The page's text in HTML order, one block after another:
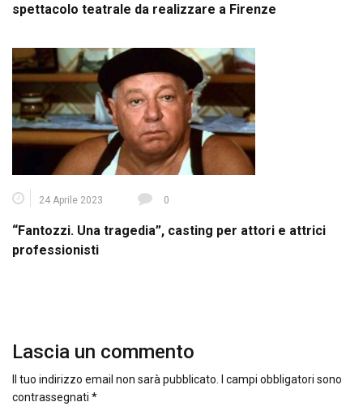
spettacolo teatrale da realizzare a Firenze
24 Aprile 2023 0
“Fantozzi. Una tragedia”, casting per attori e attrici
professionisti
Lascia un commento
Il tuo indirizzo email non sarà pubblicato.
I campi obbligatori sono
contrassegnati *